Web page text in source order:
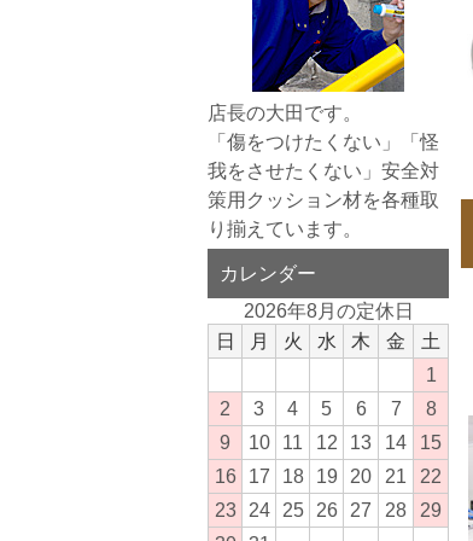
店長の大田です。
「傷をつけたくない」「怪
我をさせたくない」安全対
策用クッション材を各種取
り揃えています。
カレンダー
2026年8月の定休日
日
月 火 水 木 金
土
1
2
3 4 5 6 7
8
9
10 11 12 13 14
15
16
17 18 19 20 21
22
23
24 25 26 27 28
29